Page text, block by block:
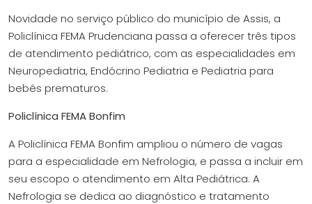
Novidade no serviço público do município de Assis, a
Policlínica FEMA Prudenciana passa a oferecer três tipos
de atendimento pediátrico, com as especialidades em
Neuropediatria, Endócrino Pediatria e Pediatria para
bebês prematuros.
Policlínica FEMA Bonfim
A Policlínica FEMA Bonfim ampliou o número de vagas
para a especialidade em Nefrologia, e passa a incluir em
seu escopo o atendimento em Alta Pediátrica. A
Nefrologia se dedica ao diagnóstico e tratamento